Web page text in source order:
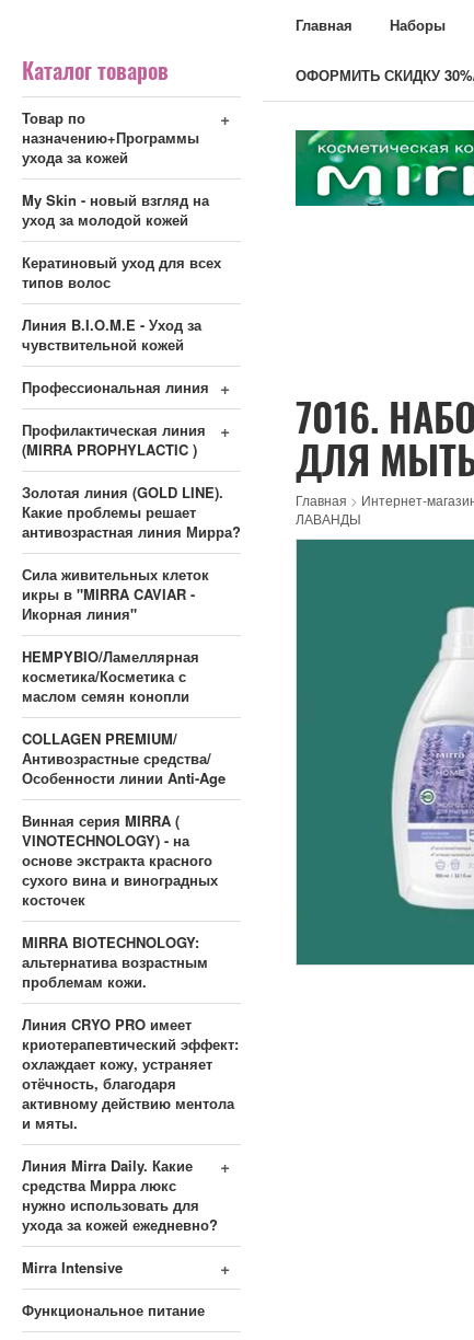
Главная Наборы
ОФОРМИТЬ СКИДКУ
Каталог товаров
+
Товар по
назначению+Программы
ухода за кожей
My Skin - новый взгляд на
уход за молодой кожей
Кератиновый уход для всех
типов волос
Линия B.I.O.M.E - Уход за
чувствительной кожей
+
Профессиональная линия
+
Профилактическая линия
(MIRRA PROPHYLACTIC )
Золотая линия (GOLD LINE).
Какие проблемы решает
антивозрастная линия Мирра?
Сила живительных клеток
икры в "MIRRA CAVIAR -
Икорная линия"
HEMPYBIO/Ламеллярная
косметика/Косметика с
маслом семян конопли
COLLAGEN PREMIUM/
Антивозрастные средства/
Особенности линии Anti-Age
Винная серия MIRRA (
VINOTECHNOLOGY) - на
основе экстракта красного
сухого вина и виноградных
косточек
MIRRA BIOTECHNOLOGY:
альтернатива возрастным
проблемам кожи.
Линия CRYO PRO имеет
криотерапевтический эффект:
охлаждает кожу, устраняет
отёчность, благодаря
активному действию ментола
и мяты.
+
Линия Mirra Daily. Какие
средства Мирра люкс
нужно использовать для
ухода за кожей ежедневно?
+
Mirra Intensive
Функциональное питание
7016.
ДЛЯ
Главная > Интернет-
ЛАВАНДЫ